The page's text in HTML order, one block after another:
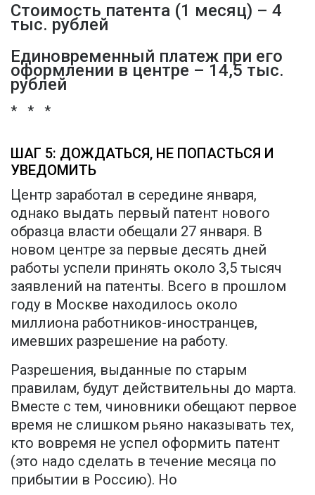
Стоимость патента (1 месяц) – 4
тыс. рублей
Единовременный платеж при его
оформлении в центре – 14,5 тыс.
рублей
* * *
ШАГ 5: ДОЖДАТЬСЯ, НЕ ПОПАСТЬСЯ И
УВЕДОМИТЬ
Центр заработал в середине января,
однако выдать первый патент нового
образца власти обещали 27 января. В
новом центре за первые десять дней
работы успели принять около 3,5 тысяч
заявлений на патенты. Всего в прошлом
году в Москве находилось около
миллиона работников-иностранцев,
имевших разрешение на работу.
Разрешения, выданные по старым
правилам, будут действительны до марта.
Вместе с тем, чиновники обещают первое
время не слишком рьяно наказывать тех,
кто вовремя не успел оформить патент
(это надо сделать в течение месяца по
прибытии в Россию). Но